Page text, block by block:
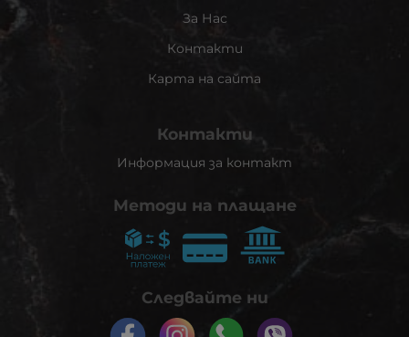
За Нас
Контакти
Карта на сайта
Контакти
Информация за контакт
Методи на плащане
Следвайте ни